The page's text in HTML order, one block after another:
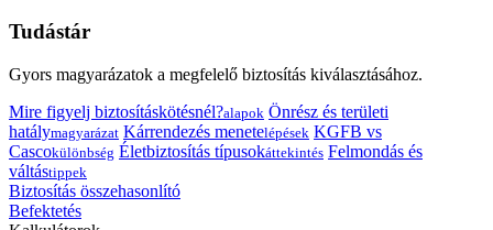
Tudástár
Gyors magyarázatok a megfelelő biztosítás kiválasztásához.
Mire figyelj biztosításkötésnél?alapok Önrész és területi
hatálymagyarázat Kárrendezés menetelépések KGFB vs
Cascokülönbség Életbiztosítás típusokáttekintés Felmondás és
váltástippek
Biztosítás összehasonlító
Befektetés